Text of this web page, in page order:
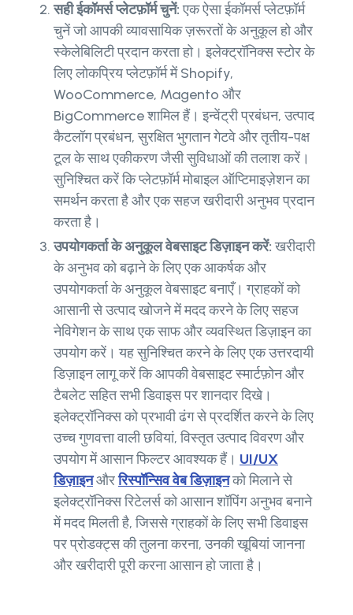
सही ईकॉमर्स प्लेटफ़ॉर्म चुनें:एक ऐसा ईकॉमर्स प्लेटफ़ॉर्म
चुनें जो आपकी व्यावसायिक ज़रूरतों के अनुकूल हो और
स्केलेबिलिटी प्रदान करता हो। इलेक्ट्रॉनिक्स स्टोर के
लिए लोकप्रिय प्लेटफ़ॉर्म में Shopify,
WooCommerce, Magento और
BigCommerce शामिल हैं। इन्वेंट्री प्रबंधन, उत्पाद
कैटलॉग प्रबंधन, सुरक्षित भुगतान गेटवे और तृतीय-पक्ष
टूल के साथ एकीकरण जैसी सुविधाओं की तलाश करें।
सुनिश्चित करें कि प्लेटफ़ॉर्म मोबाइल ऑप्टिमाइज़ेशन का
समर्थन करता है और एक सहज खरीदारी अनुभव प्रदान
करता है।
उपयोगकर्ता के अनुकूल वेबसाइट डिज़ाइन करें:खरीदारी
के अनुभव को बढ़ाने के लिए एक आकर्षक और
उपयोगकर्ता के अनुकूल वेबसाइट बनाएँ। ग्राहकों को
आसानी से उत्पाद खोजने में मदद करने के लिए सहज
नेविगेशन के साथ एक साफ और व्यवस्थित डिज़ाइन का
उपयोग करें। यह सुनिश्चित करने के लिए एक उत्तरदायी
डिज़ाइन लागू करें कि आपकी वेबसाइट स्मार्टफ़ोन और
टैबलेट सहित सभी डिवाइस पर शानदार दिखे।
इलेक्ट्रॉनिक्स को प्रभावी ढंग से प्रदर्शित करने के लिए
उच्च गुणवत्ता वाली छवियां, विस्तृत उत्पाद विवरण और
उपयोग में आसान फिल्टर आवश्यक हैं। UI/UX
डिज़ाइनऔररिस्पॉन्सिव वेब डिज़ाइनको मिलाने से
इलेक्ट्रॉनिक्स रिटेलर्स को आसान शॉपिंग अनुभव बनाने
में मदद मिलती है, जिससे ग्राहकों के लिए सभी डिवाइस
पर प्रोडक्ट्स की तुलना करना, उनकी खूबियां जानना
और खरीदारी पूरी करना आसान हो जाता है।